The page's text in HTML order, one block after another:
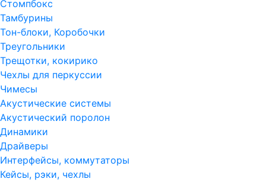
Стомпбокс
Тамбурины
Тон-блоки, Коробочки
Треугольники
Трещотки, кокирико
Чехлы для перкуссии
Чимесы
Акустические системы
Акустический поролон
Динамики
Драйверы
Интерфейсы, коммутаторы
Кейсы, рэки, чехлы